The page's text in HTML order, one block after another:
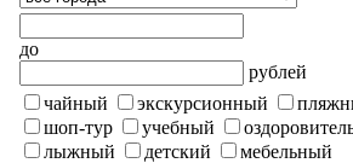
до
рублей
чайный экскурсионный
шоп-тур
учебный
лыжный
детский
мебельный